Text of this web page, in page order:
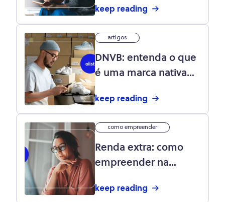
médios negócios:
keep reading
artigos
DNVB: entenda o que
é uma marca nativa
keep reading
como empreender
Renda extra: como
empreender na
keep reading